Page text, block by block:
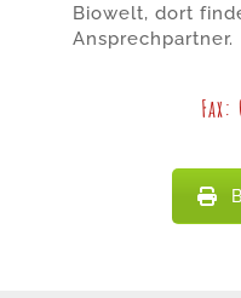
Biowelt, dort
Ansprechpartner.
Fax: